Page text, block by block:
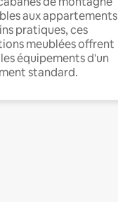
aux appartements
pratiques, ces
meublées offrent
équipements d'un
standard.